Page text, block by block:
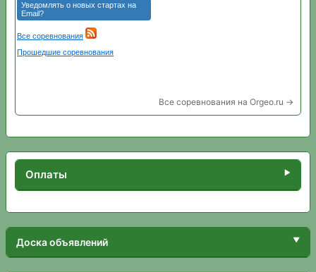
Все соревнования на Orgeo.ru →
Оплаты
Доска объявлений